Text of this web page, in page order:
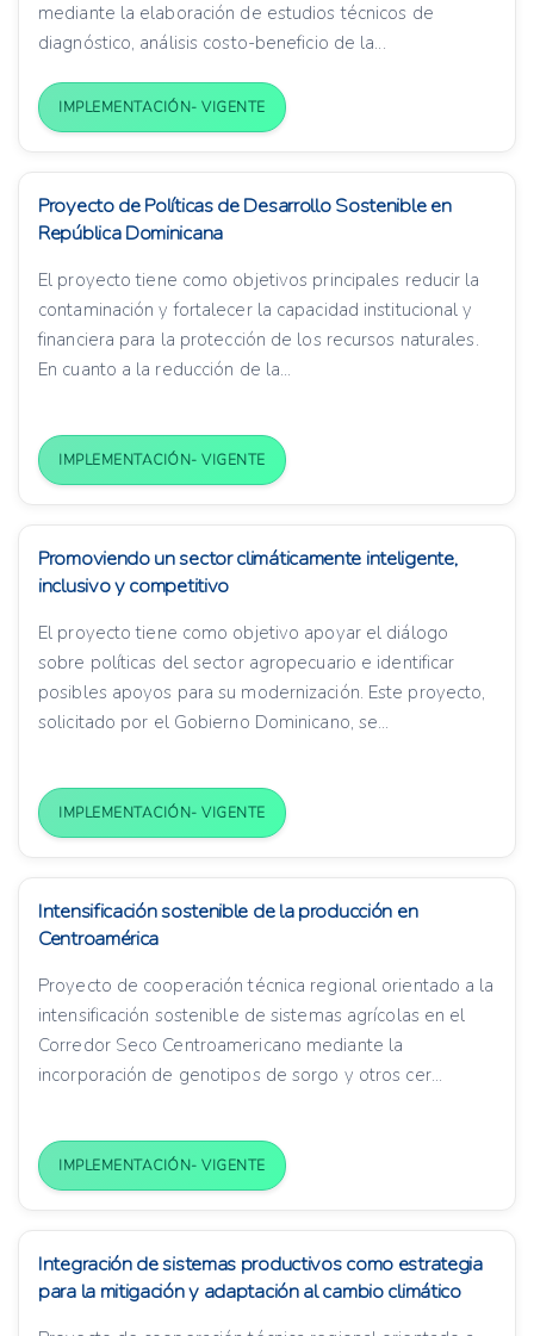
mediante la elaboración de estudios técnicos de
diagnóstico, análisis costo-beneficio de la...
IMPLEMENTACIÓN- VIGENTE
Proyecto de Políticas de Desarrollo Sostenible en
República Dominicana
El proyecto tiene como objetivos principales reducir la
contaminación y fortalecer la capacidad institucional y
financiera para la protección de los recursos naturales.
En cuanto a la reducción de la...
IMPLEMENTACIÓN- VIGENTE
Promoviendo un sector climáticamente inteligente,
inclusivo y competitivo
El proyecto tiene como objetivo apoyar el diálogo
sobre políticas del sector agropecuario e identificar
posibles apoyos para su modernización. Este proyecto,
solicitado por el Gobierno Dominicano, se...
IMPLEMENTACIÓN- VIGENTE
Intensificación sostenible de la producción en
Centroamérica
Proyecto de cooperación técnica regional orientado a la
intensificación sostenible de sistemas agrícolas en el
Corredor Seco Centroamericano mediante la
incorporación de genotipos de sorgo y otros cer...
IMPLEMENTACIÓN- VIGENTE
Integración de sistemas productivos como estrategia
para la mitigación y adaptación al cambio climático